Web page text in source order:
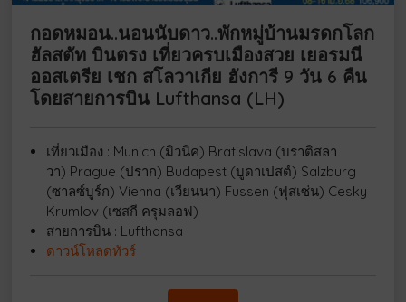
กอดหมอน..นอนนับดาว..พักหมู่บ้านมรดกโลก
ฮัลสตัท บินตรง เที่ยวครบเมืองสวย เยอรมนี
ออสเตรีย เชก สโลวาเกีย ฮังการี 9 วัน 6 คืน
โดยสายการบิน Lufthansa (LH)
เที่ยวเมือง : Munich (มิวนิค) Bratislava (บราติสลา
วา) Prague (ปราก) Budapest (บูดาเปสต์) Salzburg
(ซาลซ์บูร์ก) Vienna (เวียนนา) Fussen (ฟุสเซ่น) Cesky
Krumlov (เซสกี ครุมลอฟ)
สายการบิน : Lufthansa
ดาวน์โหลดทัวร์